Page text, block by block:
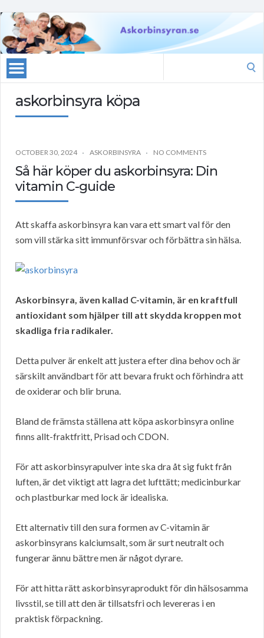
askorbinsyra köpa
OCTOBER 30, 2024 ASKORBINSYRA NO COMMENTS
Så här köper du askorbinsyra: Din
vitamin C-guide
Att skaffa askorbinsyra kan vara ett smart val för den
som vill stärka sitt immunförsvar och förbättra sin hälsa.
Askorbinsyra, även kallad C-vitamin, är en kraftfull
antioxidant som hjälper till att skydda kroppen mot
skadliga fria radikaler.
Detta pulver är enkelt att justera efter dina behov och är
särskilt användbart för att bevara frukt och förhindra att
de oxiderar och blir bruna.
Bland de främsta ställena att köpa askorbinsyra online
finns allt-fraktfritt, Prisad och CDON.
För att askorbinsyrapulver inte ska dra åt sig fukt från
luften, är det viktigt att lagra det lufttätt; medicinburkar
och plastburkar med lock är idealiska.
Ett alternativ till den sura formen av C-vitamin är
askorbinsyrans kalciumsalt, som är surt neutralt och
fungerar ännu bättre men är något dyrare.
För att hitta rätt askorbinsyraprodukt för din hälsosamma
livsstil, se till att den är tillsatsfri och levereras i en
praktisk förpackning.